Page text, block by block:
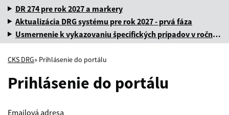
DR 274 pre rok 2027 a markery
Aktualizácia DRG systému pre rok 2027 - prvá fáza
Usmernenie k vykazovaniu špecifických prípadov v ročnej dávke za rok 2025
CKS DRG» Prihlásenie do portálu
Prihlásenie do portálu
Emailová adresa